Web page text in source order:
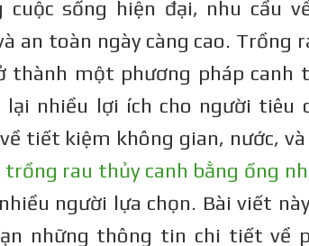
cuộc sống hiện đại, nhu cầu
an toàn ngày càng cao. Trồng
thành một phương pháp canh
lại nhiều lợi ích cho người tiêu
tiết kiệm không gian, nước,
rau thủy canh bằng ống
người lựa chọn. Bài viết
những thông tin chi tiết về